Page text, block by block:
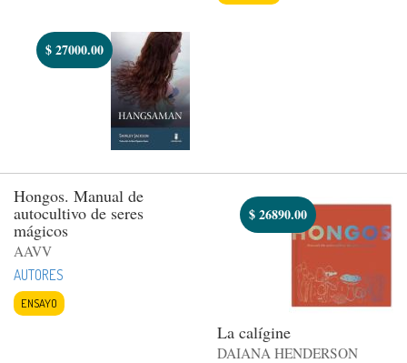
$27000.00
Hongos. Manual de
autocultivo de seres
mágicos
AAVV
AUTORES
ENSAYO
$26890.00
La calígine
DAIANA HENDERSON